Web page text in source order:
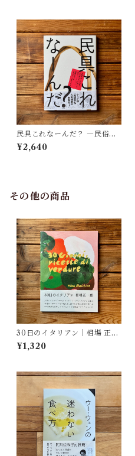
民具これなーんだ？ ―民俗学
者・宮本常一が美術大学に遺
した民具コレクション | 加藤幸
¥2,640
その他の商品
30日のイタリアン｜相場 正一
郎
¥1,320